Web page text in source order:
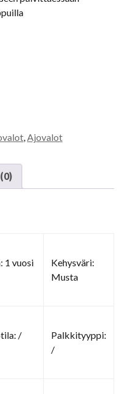
Ajovalot
1 vuosi
Kehysväri:
Musta
/
Palkkityyppi:
/